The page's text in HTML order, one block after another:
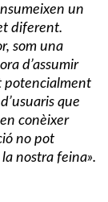
un
diferent.
som una
d’assumir
potencialment
que
conèixer
no pot
nostra feina».